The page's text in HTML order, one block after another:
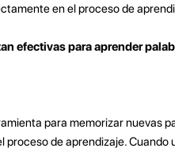
en el proceso de
efectivas para aprender
para memorizar nuevas
de aprendizaje. Cuando